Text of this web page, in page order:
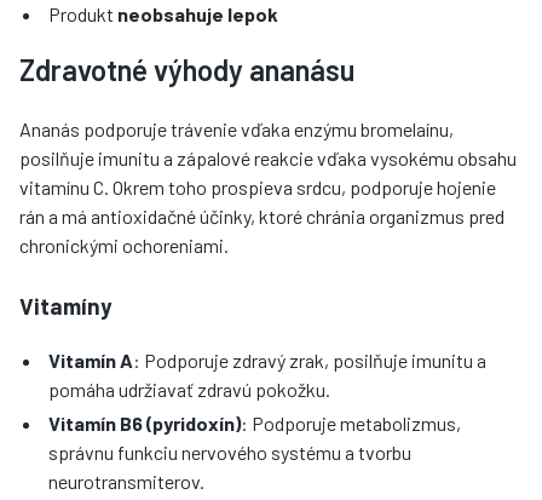
Produkt neobsahuje lepok
Zdravotné výhody ananásu
Ananás podporuje trávenie vďaka enzýmu bromelaínu,
posilňuje imunitu a zápalové reakcie vďaka vysokému obsahu
vitamínu C. Okrem toho prospieva srdcu, podporuje hojenie
rán a má antioxidačné účinky, ktoré chránia organizmus pred
chronickými ochoreniami.
Vitamíny
Vitamín A: Podporuje zdravý zrak, posilňuje imunitu a
pomáha udržiavať zdravú pokožku.
Vitamín B6 (pyridoxín): Podporuje metabolizmus,
správnu funkciu nervového systému a tvorbu
neurotransmiterov.